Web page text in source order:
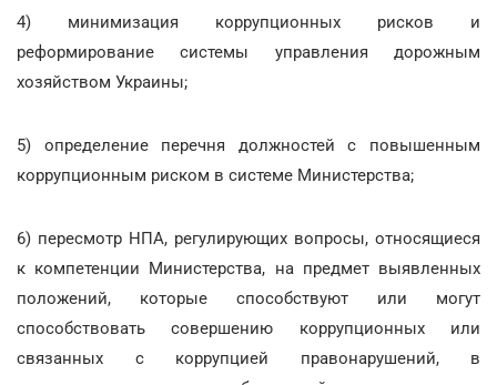
4) минимизация коррупционных рисков и
реформирование системы управления дорожным
хозяйством Украины;
5) определение перечня должностей с повышенным
коррупционным риском в системе Министерства;
6) пересмотр НПА, регулирующих вопросы, относящиеся
к компетенции Министерства, на предмет выявленных
положений, которые способствуют или могут
способствовать совершению коррупционных или
связанных с коррупцией правонарушений, в